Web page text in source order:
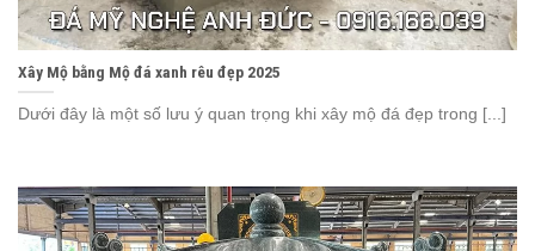
Xây Mộ bằng Mộ đá xanh rêu đẹp 2025
Dưới đây là một số lưu ý quan trọng khi xây mộ đá đẹp trong [...]